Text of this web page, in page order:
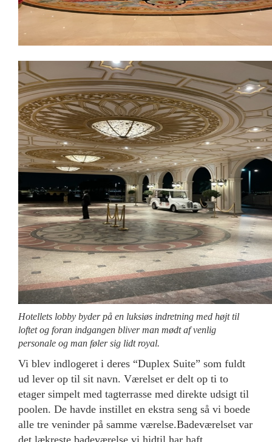
Hotellets lobby byder på en luksiøs indretning med højt til
loftet og foran indgangen bliver man mødt af venlig
personale og man føler sig lidt royal.
Vi blev indlogeret i deres “Duplex Suite” som fuldt
ud lever op til sit navn. Værelset er delt op ti to
etager simpelt med tagterrasse med direkte udsigt til
poolen. De havde instillet en ekstra seng så vi boede
alle tre veninder på samme værelse.Badeværelset var
det lækreste badeværelse vi hidtil har haft